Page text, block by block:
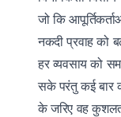
जो कि
नकदी प्रवाह को
हर व्यवसाय को
सके परंतु कई बार
के जरिए वह